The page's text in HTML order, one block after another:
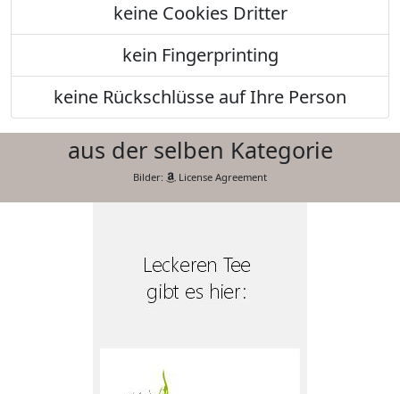
keine Cookies Dritter
kein Fingerprinting
keine Rückschlüsse auf Ihre Person
aus der selben Kategorie
Bilder: License Agreement